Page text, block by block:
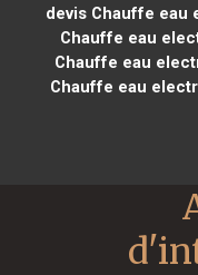
devis Chauffe eau
Chauffe eau
Chauffe eau
Chauffe eau